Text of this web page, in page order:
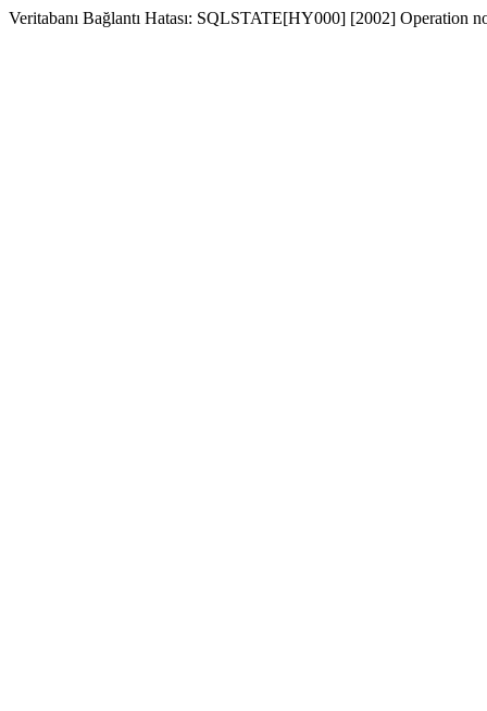
Veritabanı Bağlantı Hatası: SQLSTATE[HY000] [2002] Operation